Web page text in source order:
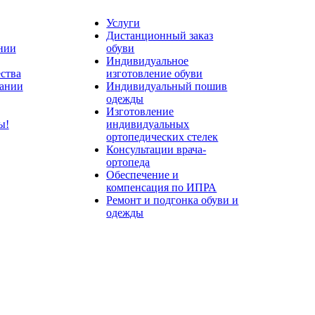
Услуги
Дистанционный заказ
обуви
Индивидуальное
изготовление обуви
Индивидуальный пошив
одежды
Изготовление
индивидуальных
ортопедических стелек
Консультации врача-
ортопеда
Обеспечение и
компенсация по ИПРА
Ремонт и подгонка обуви и
одежды